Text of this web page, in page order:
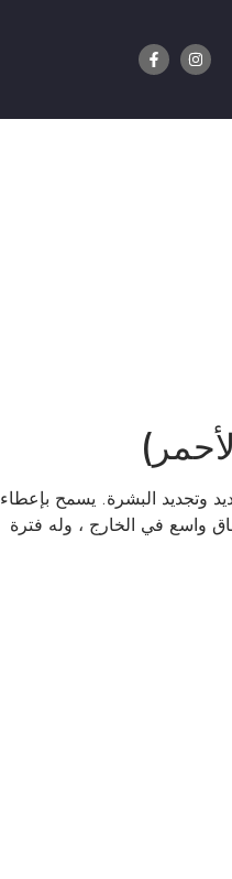
وتجديد البشرة. يسمح بإعطاء
واسع في الخارج ، وله فترة